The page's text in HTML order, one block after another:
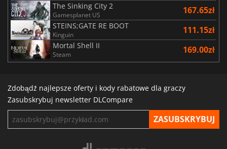
The Sinking City 2
Gamesplanet US 167.65zł
STEINS;GATE RE BOOT
Kinguin 111.15zł
Mortal Shell II
Steam 169.00zł
Zdobądź najlepsze oferty i kody rabatowe dla graczy
Zasubskrybuj newsletter DLCompare